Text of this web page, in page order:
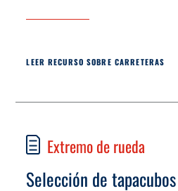
LEER RECURSO SOBRE CARRETERAS
Extremo de rueda
Selección de